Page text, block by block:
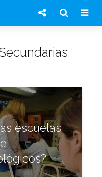
escuelas